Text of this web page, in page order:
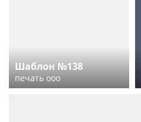
Шаблон №138
печать ооо